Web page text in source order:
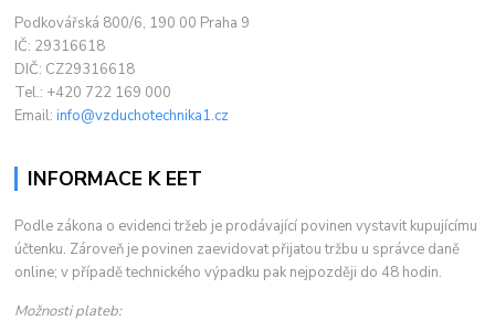
Podkovářská 800/6, 190 00 Praha 9
IČ: 29316618
DIČ: CZ29316618
Tel.: +420 722 169 000
Email:info@vzduchotechnika1.cz
INFORMACE K EET
Podle zákona o evidenci tržeb je prodávající povinen vystavit kupujícímu
účtenku. Zároveň je povinen zaevidovat přijatou tržbu u správce daně
online; v případě technického výpadku pak nejpozději do 48 hodin.
Možnosti plateb: